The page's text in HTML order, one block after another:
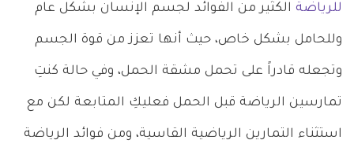
للرياضة الكثير من الفوائد لجسم الإنسان بشكل عام
وللحامل بشكل خاص، حيث أنها تعزز من قوة الجسم
وتجعله قادراً على تحمل مشقة الحمل، وفي حالة كنتِ
تمارسين الرياضة قبل الحمل فعليكِ المتابعة لكن مع
استثناء التمارين الرياضية القاسية، ومن فوائد الرياضة